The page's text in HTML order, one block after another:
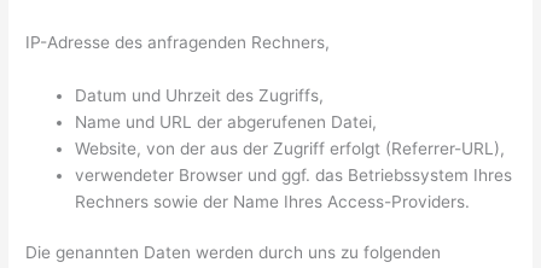
IP-Adresse des anfragenden Rechners,
Datum und Uhrzeit des Zugriffs,
Name und URL der abgerufenen Datei,
Website, von der aus der Zugriff erfolgt (Referrer-URL),
verwendeter Browser und ggf. das Betriebssystem Ihres
Rechners sowie der Name Ihres Access-Providers.
Die genannten Daten werden durch uns zu folgenden